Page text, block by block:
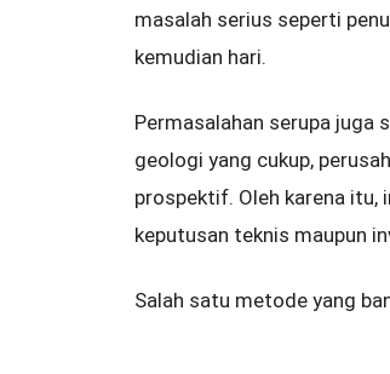
masalah serius seperti
kemudian hari.
Permasalahan serupa juga
geologi yang cukup,
prospektif. Oleh karena itu,
keputusan teknis maupun
Salah satu metode yang